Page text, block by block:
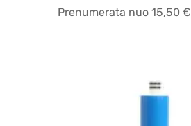
Prenumerata nuo15,50€